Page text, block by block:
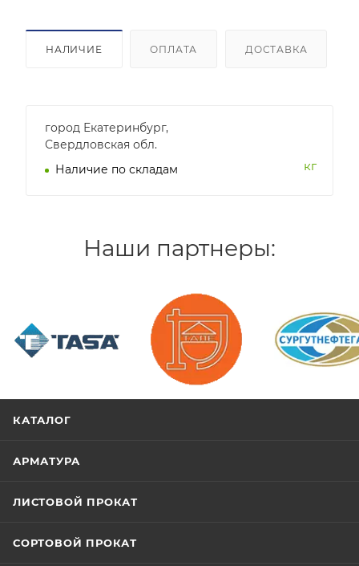
НАЛИЧИЕ ОПЛАТА ДОСТАВКА
город Екатеринбург,
Свердловская обл.
Наличие по складам
кг
Наши партнеры:
КАТАЛОГ
АРМАТУРА
ЛИСТОВОЙ ПРОКАТ
СОРТОВОЙ ПРОКАТ